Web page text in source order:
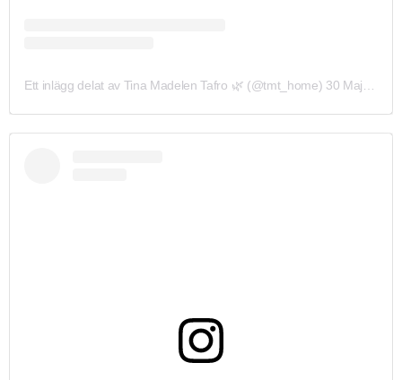
Ett inlägg delat av Tina️ Madelen Tafro 🌿 (@tmt_home) 30 Maj 2019 kl. 11:31 PDT